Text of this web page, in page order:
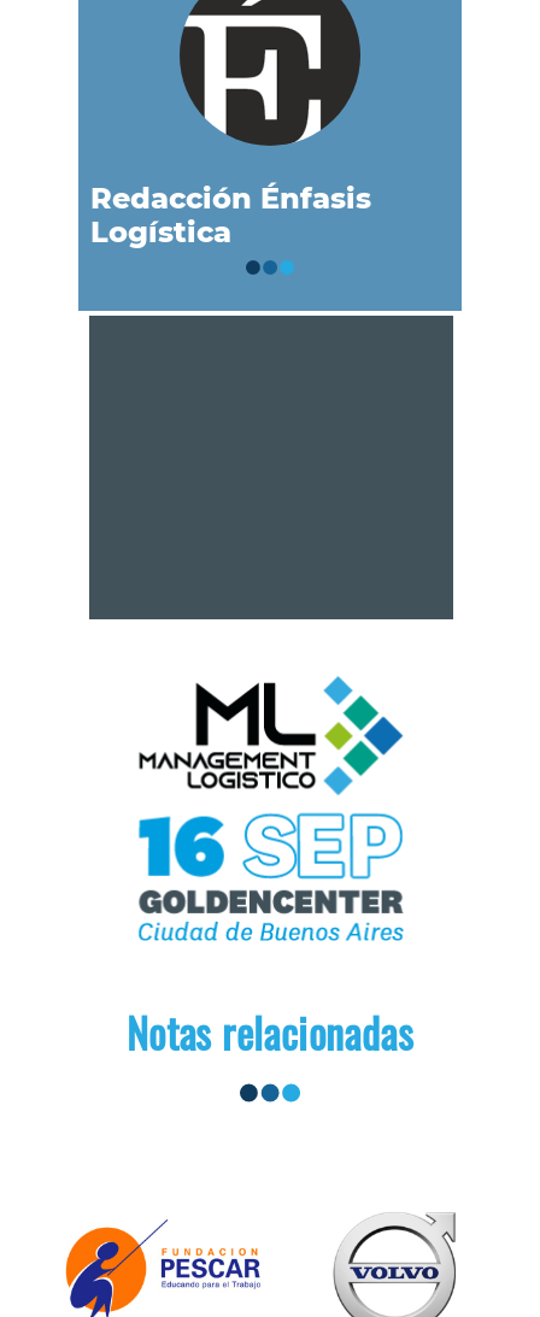
Redacción Énfasis
Logística
Notas relacionadas